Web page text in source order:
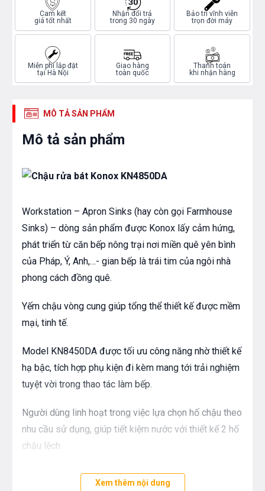
Cam kết
giá tốt nhất
Nhận đổi trả
trong 30 ngày
Bảo trì vĩnh viễn
trọn đời máy
Miễn phí lắp đặt
tại Hà Nội
Giao hàng
toàn quốc
Thanh toán
khi nhận hàng
MÔ TẢ SẢN PHẨM
Mô tả sản phẩm
Workstation – Apron Sinks (hay còn gọi Farmhouse
Sinks) – dòng sản phẩm được Konox lấy cảm hứng,
phát triển từ căn bếp nông trại nơi miền quê yên bình
của Pháp, Ý, Anh,…- gian bếp là trái tim của ngôi nhà
phong cách đồng quê.
Yếm chậu vòng cung giúp tổng thể thiết kế được mềm
mại, tinh tế.
Model KN8450DA được tối ưu công năng nhờ thiết kế
hạ bậc, tích hợp phụ kiện đi kèm mang tới trải nghiệm
tuyệt vời trong thao tác làm bếp.
Người dùng linh hoạt trong việc lựa chọn hố chậu theo
nhu cầu sử dụng, giúp tiết kiệm nước với thiết kế 2 hố
chậu lệch.
Xem thêm nội dung